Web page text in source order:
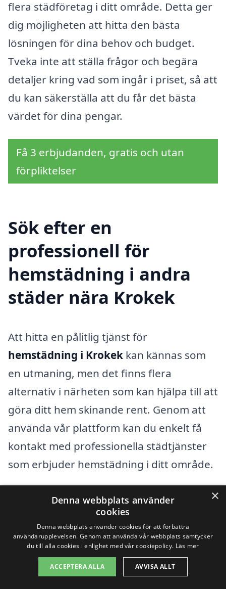
flera städföretag i ditt område. Detta ger
dig möjligheten att hitta den bästa
lösningen för dina behov och budget.
Tveka inte att ställa frågor och begära
detaljer kring vad som ingår i priset, så att
du kan säkerställa att du får det bästa
värdet för dina pengar.
Få 3 erbjudanden, gratis och utan
förpliktelser
Sök efter en
professionell för
hemstädning i andra
städer nära Krokek
Att hitta en pålitlig tjänst för
hemstädning i Krokek kan kännas som
en utmaning, men det finns flera
alternativ i närheten som kan hjälpa till att
göra ditt hem skinande rent. Genom att
använda vår plattform kan du enkelt få
kontakt med professionella städtjänster
som erbjuder hemstädning i ditt område.
Det är viktigt att välja rätt företag för
hemstädning, och vi rekommenderar att
du jämför flera alternativ för att få det
bästa priset och den bästa kvaliteten. Här
är några närliggande städer där du kan
×
Denna webbplats använder
cookies
Denna webbplats använder cookies för att förbättra
användarupplevelsen. Genom att använda vår webbplats samtycker
du till alla cookies i enlighet med vår cookiepolicy. Läs mer
ACCEPTERA ALLA AVVISA ALLT